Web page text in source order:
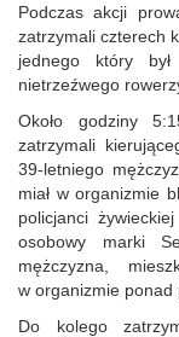
Podczas akcji
zatrzymali czterech
jednego który
nietrzeźwego
Około godziny
zatrzymali
39-letniego
miał w organizmie
policjanci
osobowy marki
mężczyzna,
w organizmie ponad
Do kolego